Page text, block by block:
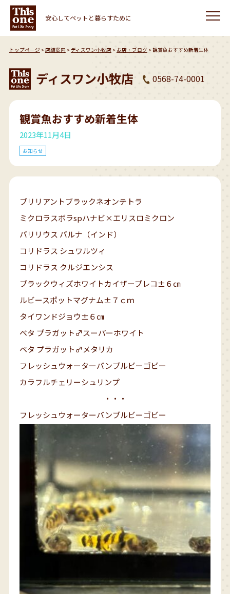
安心してペットと暮らすために
トップページ 店舗案内 ディスワン小牧店 お店・ブログ 観賞魚おすすめ新着生体
ディスワン小牧店 0568-74-0001
観賞魚おすすめ新着生体
2023年11月4日
お知らせ
ブリリアントブラックネオンテトラ
ミクロラスボラspハナビ×エリスロミクロン
バリリウス バルナ（インド）
コリドラス シュワルツィ
コリドラス クルジエンシス
ブラックウィズホワイトカイザープレコ±６㎝
ルビースポットマグナム±７ｃｍ
タイワンドジョウ±６㎝
ベタ プラガット♂スーパーホワイト
ベタ プラガット♂メタリカ
フレッシュウォーターバンブルビーゴビー
カラフルチェリーシュリンプ
・・・
フレッシュウォーターバンブルビーゴビー